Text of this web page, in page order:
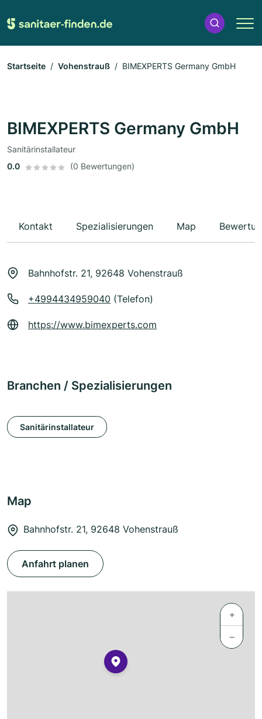
Startseite Vohenstrauß BIMEXPERTS Germany GmbH
BIMEXPERTS Germany GmbH
Sanitärinstallateur
0.0
(0 Bewertungen)
Kontakt Spezialisierungen Map
Bahnhofstr. 21, 92648 Vohenstrauß
+4994434959040 (Telefon)
https://www.bimexperts.com
Branchen / Spezialisierungen
Sanitärinstallateur
Map
Bahnhofstr. 21, 92648 Vohenstrauß
Anfahrt planen
+
−